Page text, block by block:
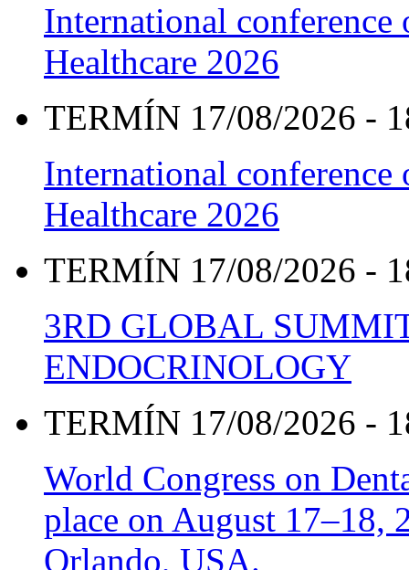
International
Healthcare 2026
TERMÍN 17/08/2026 -
International
Healthcare 2026
TERMÍN 17/08/2026 -
3RD GLOBAL
ENDOCRINOLOGY
TERMÍN 17/08/2026 -
World Congress on
place on August 17–18,
Orlando, USA.